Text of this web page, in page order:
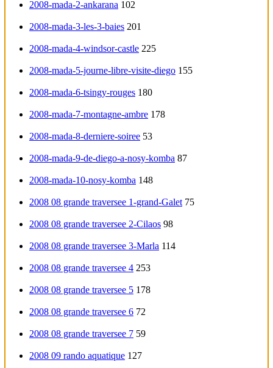
2008-mada-2-ankarana 102
2008-mada-3-les-3-baies 201
2008-mada-4-windsor-castle 225
2008-mada-5-journe-libre-visite-diego 155
2008-mada-6-tsingy-rouges 180
2008-mada-7-montagne-ambre 178
2008-mada-8-derniere-soiree 53
2008-mada-9-de-diego-a-nosy-komba 87
2008-mada-10-nosy-komba 148
2008 08 grande traversee 1-grand-Galet 75
2008 08 grande traversee 2-Cilaos 98
2008 08 grande traversee 3-Marla 114
2008 08 grande traversee 4 253
2008 08 grande traversee 5 178
2008 08 grande traversee 6 72
2008 08 grande traversee 7 59
2008 09 rando aquatique 127